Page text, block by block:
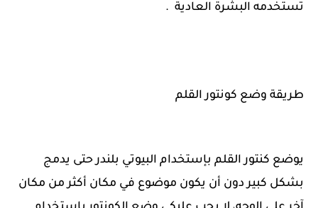
تستخدمه البشرة العادية .
طريقة وضع كونتور القلم
يوضع كنتور القلم بإستخدام البيوتي بلندر حتى يدمج
بشكل كبير دون أن يكون موضوع في مكان أكثر من مكان